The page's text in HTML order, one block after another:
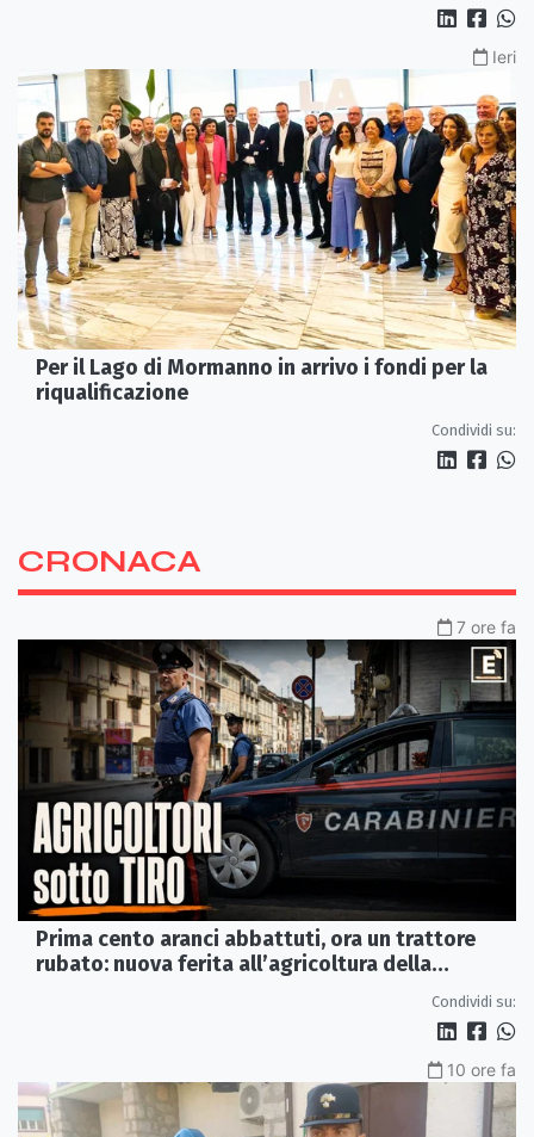
Ieri
Per il Lago di Mormanno in arrivo i fondi per la
riqualificazione
Condividi su:
CRONACA
7 ore fa
Prima cento aranci abbattuti, ora un trattore
rubato: nuova ferita all’agricoltura della
Condividi su:
10 ore fa